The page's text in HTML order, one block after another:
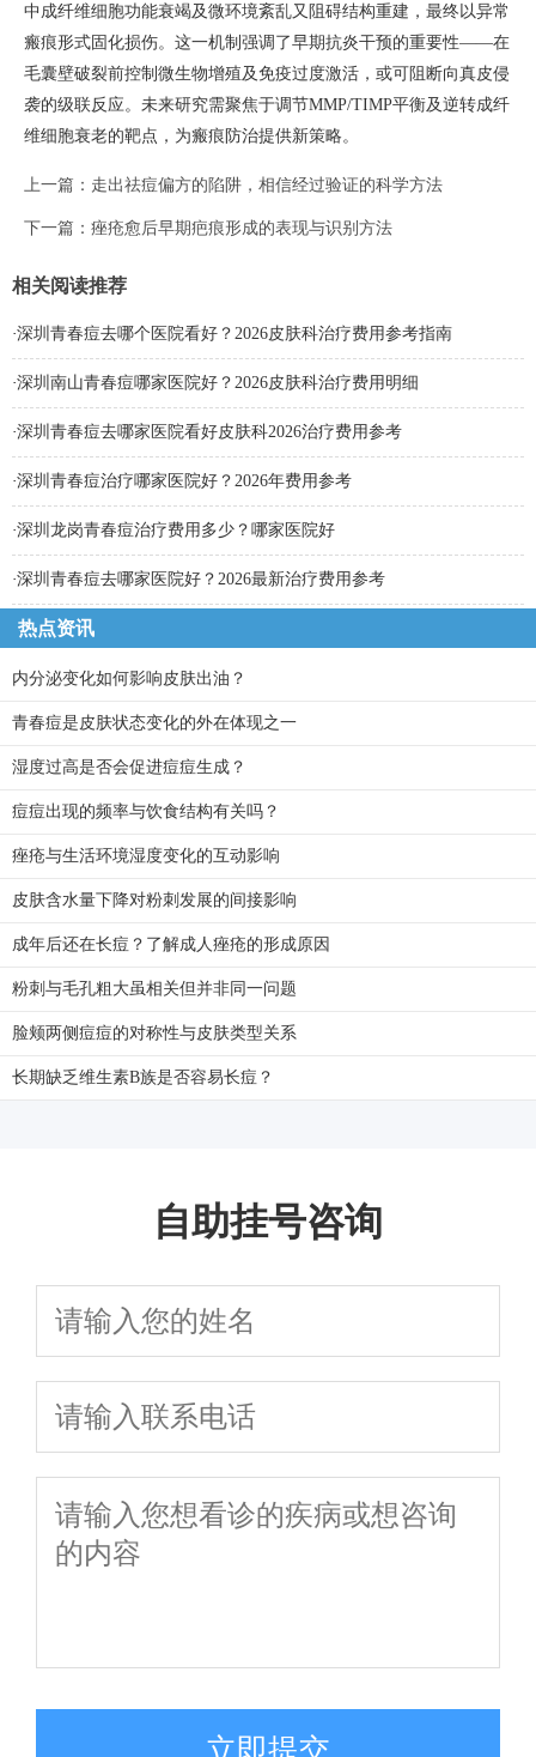
中成纤维细胞功能衰竭及微环境紊乱又阻碍结构重建，最终以异常
瘢痕形式固化损伤。这一机制强调了早期抗炎干预的重要性——在
毛囊壁破裂前控制微生物增殖及免疫过度激活，或可阻断向真皮侵
袭的级联反应。未来研究需聚焦于调节MMP/TIMP平衡及逆转成纤
维细胞衰老的靶点，为瘢痕防治提供新策略。
上一篇： 走出祛痘偏方的陷阱，相信经过验证的科学方法
下一篇： 痤疮愈后早期疤痕形成的表现与识别方法
相关阅读推荐
·深圳青春痘去哪个医院看好？2026皮肤科治疗费用参考指南
·深圳南山青春痘哪家医院好？2026皮肤科治疗费用明细
·深圳青春痘去哪家医院看好皮肤科2026治疗费用参考
·深圳青春痘治疗哪家医院好？2026年费用参考
·深圳龙岗青春痘治疗费用多少？哪家医院好
·深圳青春痘去哪家医院好？2026最新治疗费用参考
热点资讯
内分泌变化如何影响皮肤出油？
青春痘是皮肤状态变化的外在体现之一
湿度过高是否会促进痘痘生成？
痘痘出现的频率与饮食结构有关吗？
痤疮与生活环境湿度变化的互动影响
皮肤含水量下降对粉刺发展的间接影响
成年后还在长痘？了解成人痤疮的形成原因
粉刺与毛孔粗大虽相关但并非同一问题
脸颊两侧痘痘的对称性与皮肤类型关系
长期缺乏维生素B族是否容易长痘？
自助挂号咨询